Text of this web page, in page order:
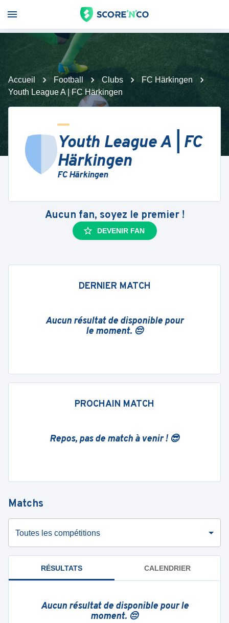
Accueil Football Clubs
FC Härkingen
Youth League A | FC Härkingen
Youth League A | FC
Härkingen
FC Härkingen
Aucun fan, soyez le premier !
DEVENIR FAN
DERNIER MATCH
Aucun résultat de disponible pour
le moment. 😔
PROCHAIN MATCH
Repos, pas de match à venir ! 😎
Matchs
Toutes les compétitions
RÉSULTATS CALENDRIER
Aucun résultat de disponible pour le
moment. 😔